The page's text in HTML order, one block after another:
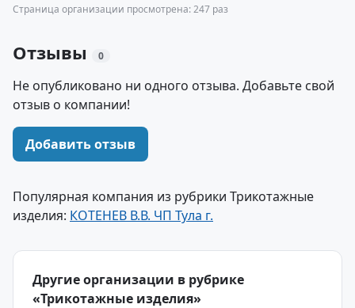
Страница организации просмотрена: 247 раз
Отзывы 0
Не опубликовано ни одного отзыва. Добавьте свой
отзыв о компании!
Добавить отзыв
Популярная компания из рубрики Трикотажные
изделия: КОТЕНЕВ В.В. ЧП Тула г.
Другие организации в рубрике
«Трикотажные изделия»